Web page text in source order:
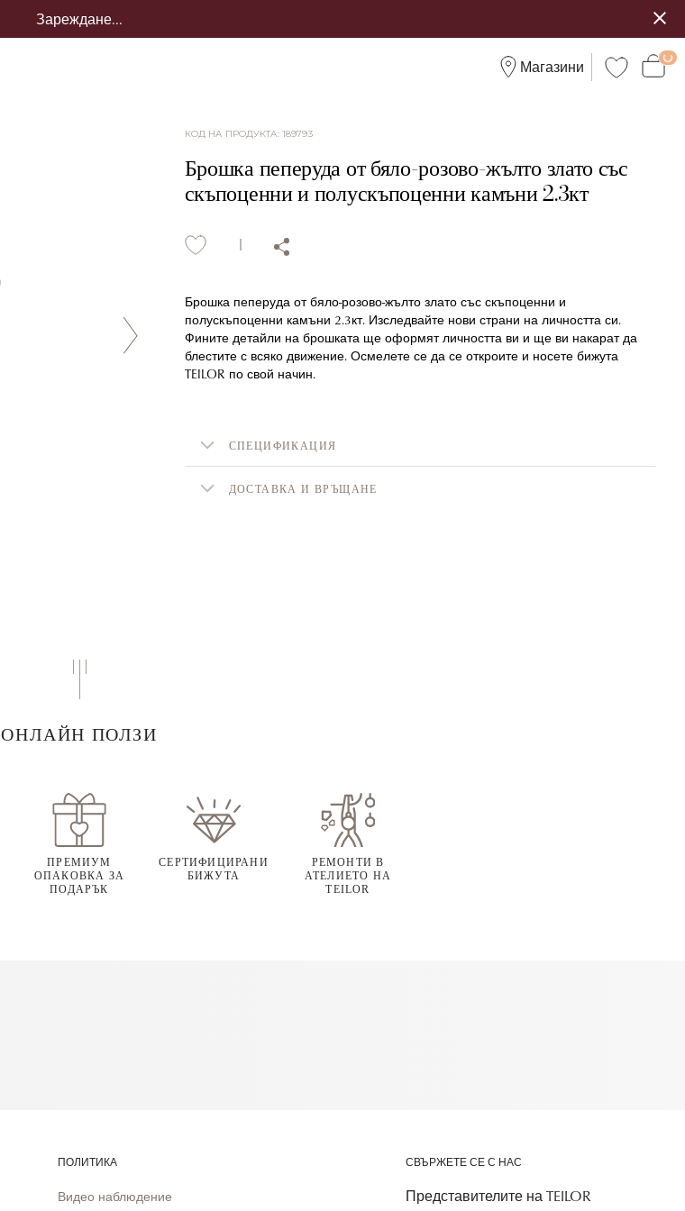
Зареждане...
Магазини
КОД НА ПРОДУКТА: 189793
Брошка пеперуда от бяло-розово-жълто злато със
скъпоценни и полускъпоценни камъни 2.3кт
Брошка пеперуда от бяло-розово-жълто злато със скъпоценни и
полускъпоценни камъни 2.3кт. Изследвайте нови страни на личността си.
Фините детайли на брошката ще оформят личността ви и ще ви накарат да
блестите с всяко движение. Осмелете се да се откроите и носете бижута
TEILOR по свой начин.
СПЕЦИФИКАЦИЯ
ДОСТАВКА И ВРЪЩАНЕ
ОНЛАЙН ПОЛЗИ
ПРЕМИУМ
ОПАКОВКА ЗА
ПОДАРЪК
СЕРТИФИЦИРАНИ
БИЖУТА
РЕМОНТИ В
АТЕЛИЕТО НА
TEILOR
ПОЛИТИКА
Видео наблюдение
СВЪРЖЕТЕ СЕ С НАС
Представителите на TEILOR